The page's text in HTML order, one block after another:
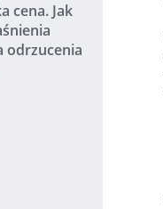
cena. Jak
odrzucenia